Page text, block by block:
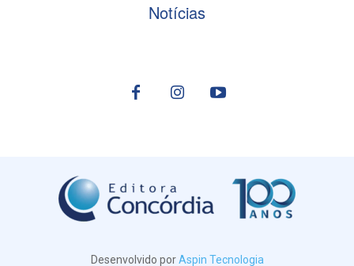
Notícias
Desenvolvido porAspin Tecnologia